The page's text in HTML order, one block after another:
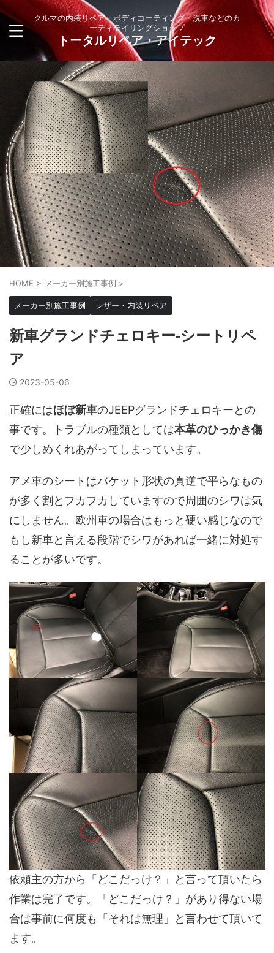
クルマの内装リペア・ボディコーティング・洗車などのカ
ーディテイリングショップ
トータルリペア・アイテック
HOME > メーカー別施工事例 >
メーカー別施工事例 レザー・内装リペア
新車グランドチェロキー-シートリペ
ア
2023-05-06
正確にはほぼ新車のJEEPグランドチェロキーとの
事です。トラブルの種類としては本革のひっかき傷
で少しめくれあがってしまっています。
アメ車のシートはバケット形状の真逆で平らなもの
が多く割とフカフカしていますので周囲のシワは気
にしません。欧州車の場合はもっと硬い感じなので
もし新車と言える段階でシワがあれば一緒に対処す
ることが多いです。
依頼主の方から「どこだっけ？」と言って頂いたら
作業は完了です。「どこだっけ？」があり得ない場
合は事前に何度も「それは無理」と言わせて頂いて
ます。